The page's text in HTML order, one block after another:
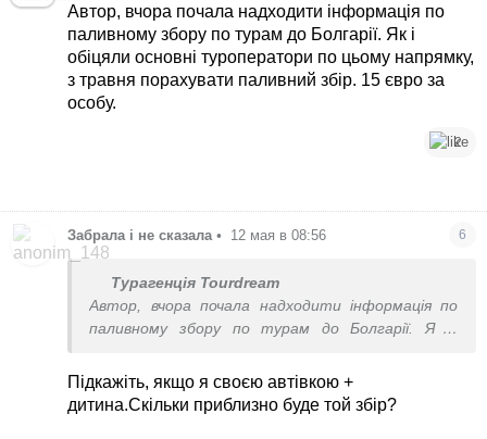
Автор, вчора почала надходити інформація по
паливному збору по турам до Болгарії. Як і
обіцяли основні туроператори по цьому напрямку,
з травня порахувати паливний збір. 15 євро за
особу.
2
Забрала і не сказала • 12 мая в 08:56 6
Турагенція Tourdream
Автор, вчора почала надходити інформація по
паливному збору по турам до Болгарії. Як і
напрямку, з травня порахувати паливний збір. 15
євро за особу.
Підкажіть, якщо я своєю автівкою +
дитина.Скільки приблизно буде той збір?